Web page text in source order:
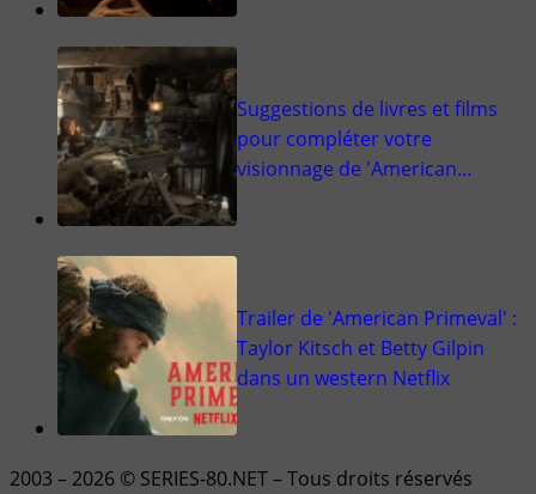
Suggestions de livres et films
pour compléter votre
visionnage de 'American…
Trailer de 'American Primeval' :
Taylor Kitsch et Betty Gilpin
dans un western Netflix
2003 – 2026 © SERIES-80.NET – Tous droits réservés